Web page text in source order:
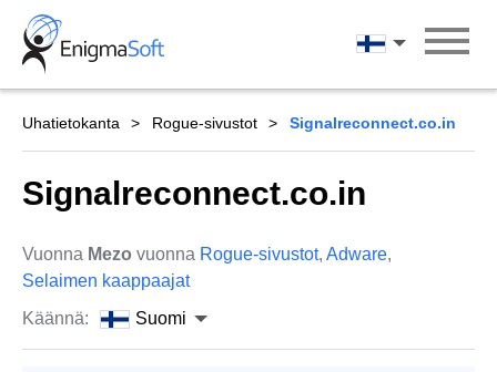
Skip
content
Suomi
Uhatietokanta Rogue-sivustot Signalreconnect.co.in
Signalreconnect.co.in
Vuonna Mezo vuonna Rogue-sivustot, Adware,
Selaimen kaappaajat
Käännä:
Suomi